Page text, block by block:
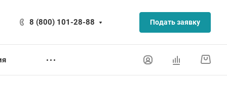
8 (800) 101-28-88 Подать заявку